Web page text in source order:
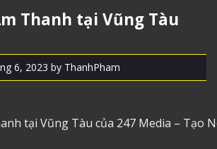
Thanh tại Vũng Tàu
6, 2023 by ThanhPham
tại Vũng Tàu của 247 Media – Tạo